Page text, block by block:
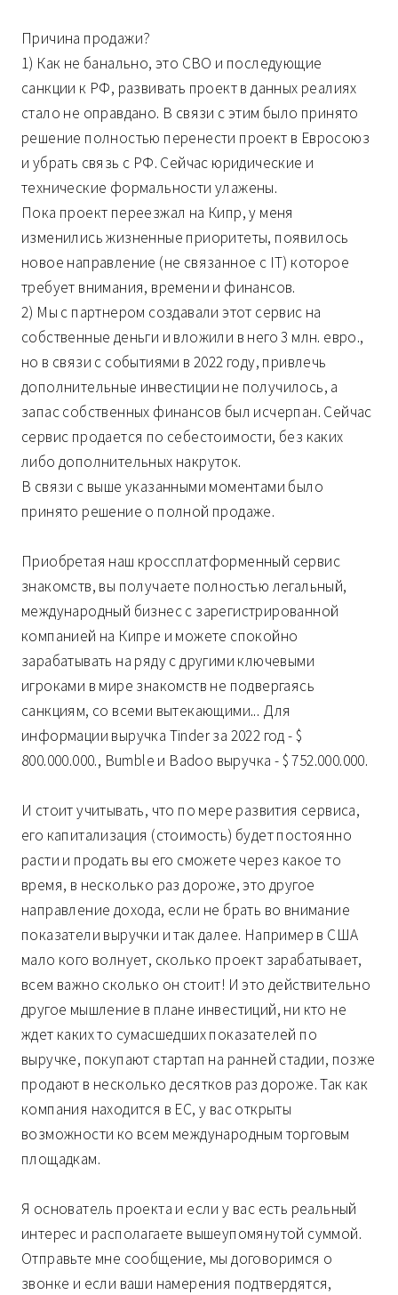
Причина продажи?
1) Как не банально, это СВО и последующие
санкции к РФ, развивать проект в данных реалиях
стало не оправдано. В связи с этим было принято
решение полностью перенести проект в Евросоюз
и убрать связь с РФ. Сейчас юридические и
технические формальности улажены.
Пока проект переезжал на Кипр, у меня
изменились жизненные приоритеты, появилось
новое направление (не связанное с IT) которое
требует внимания, времени и финансов.
2) Мы с партнером создавали этот сервис на
собственные деньги и вложили в него 3 млн. евро.,
но в связи с событиями в 2022 году, привлечь
дополнительные инвестиции не получилось, а
запас собственных финансов был исчерпан. Сейчас
сервис продается по себестоимости, без каких
либо дополнительных накруток.
В связи c выше указанными моментами было
принято решение о полной продаже.
Приобретая наш кроссплатформенный сервис
знакомств, вы получаете полностью легальный,
международный бизнес с зарегистрированной
компанией на Кипре и можете спокойно
зарабатывать на ряду с другими ключевыми
игроками в мире знакомств не подвергаясь
санкциям, со всеми вытекающими... Для
информации выручка Tinder за 2022 год - $
800.000.000., Bumble и Badoo выручка - $ 752.000.000.
И стоит учитывать, что по мере развития сервиса,
его капитализация (стоимость) будет постоянно
расти и продать вы его сможете через какое то
время, в несколько раз дороже, это другое
направление дохода, если не брать во внимание
показатели выручки и так далее. Например в США
мало кого волнует, сколько проект зарабатывает,
всем важно сколько он стоит! И это действительно
другое мышление в плане инвестиций, ни кто не
ждет каких то сумасшедших показателей по
выручке, покупают стартап на ранней стадии, позже
продают в несколько десятков раз дороже. Так как
компания находится в ЕС, у вас открыты
возможности ко всем международным торговым
площадкам.
Я основатель проекта и если у вас есть реальный
интерес и располагаете вышеупомянутой суммой.
Отправьте мне сообщение, мы договоримся о
звонке и если ваши намерения подтвердятся,